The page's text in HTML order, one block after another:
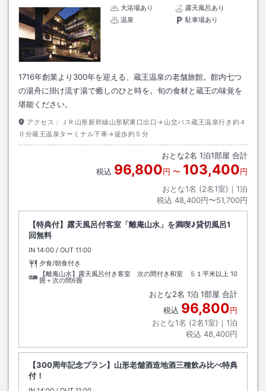
大浴場あり
露天風呂あり
温泉
駐車場あり
1716年創業より300年を迎える、蔵王温泉の老舗旅館。館内七つ
の湯舟に掛け流す湯で癒しのひと時を。旬の食材と蔵王の味覚を
堪能ください。
アクセス：
ＪＲ山形新幹線山形駅東口出口→山交バス蔵王温泉行き約４
０分蔵王温泉ターミナル下車→徒歩約５分
おとな2名 1泊1部屋 合計
税込 96,800円 〜 103,400円
おとな1名 (2名1室)｜ 1泊
税込 48,400円〜51,700円
【特典付】露天風呂付客室「離庵山水」を満喫♪貸切風呂1
回無料
IN チェックイン
14:00 / OUT チェックアウト
11:00
夕食/朝食付き
【離庵山水】露天風呂付き客室 次の間付き和室 ５１平米以上 10
畳＋次の間6畳
おとな2名 1泊 1部屋 合計
税込 96,800円
おとな1名 (2名1室)｜ 1泊
税込 48,400円
【300周年記念プラン】山形老舗酒造地酒三種飲み比べ特典
付！